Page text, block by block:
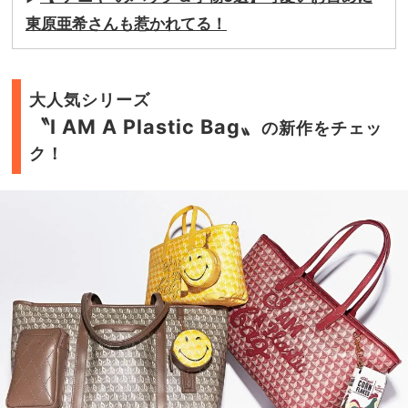
東原亜希さんも惹かれてる！
大人気シリーズ
〝I AM A Plastic Bag〟
の新作をチェッ
ク！